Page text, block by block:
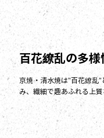
百花繚乱の多様
京焼・清水焼は"百花繚乱"
み、繊細で趣あふれる上